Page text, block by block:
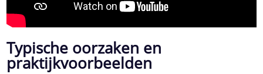
Typische oorzaken en
praktijkvoorbeelden